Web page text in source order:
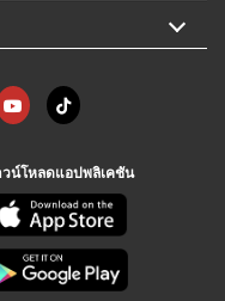
น์โหลดแอปพลิเคชัน